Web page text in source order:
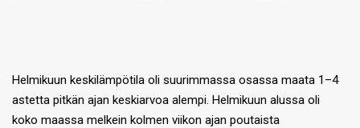
Helmikuun keskilämpötila oli suurimmassa osassa maata 1–4
astetta pitkän ajan keskiarvoa alempi. Helmikuun alussa oli
koko maassa melkein kolmen viikon ajan poutaista